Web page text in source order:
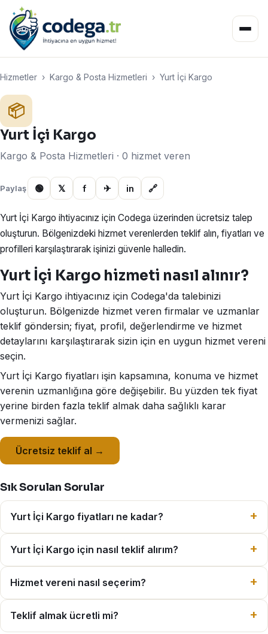
Hizmetler › Kargo & Posta Hizmetleri › Yurt İçi Kargo
📦
Yurt İçi Kargo
Kargo & Posta Hizmetleri · 0 hizmet veren
Paylaş 🟢 𝕏 f ✈ in 🔗
Yurt İçi Kargo ihtiyacınız için Codega üzerinden ücretsiz talep
oluşturun. Bölgenizdeki hizmet verenlerden teklif alın, fiyatları ve
profilleri karşılaştırarak işinizi güvenle halledin.
Yurt İçi Kargo hizmeti nasıl alınır?
Yurt İçi Kargo ihtiyacınız için Codega'da talebinizi
oluşturun. Bölgenizde hizmet veren firmalar ve uzmanlar
teklif göndersin; fiyat, profil, değerlendirme ve hizmet
detaylarını karşılaştırarak sizin için en uygun hizmet vereni
seçin.
Yurt İçi Kargo fiyatları işin kapsamına, konuma ve hizmet
verenin uzmanlığına göre değişebilir. Bu yüzden tek fiyat
yerine birden fazla teklif almak daha sağlıklı karar
vermenizi sağlar.
Ücretsiz teklif al →
Sık Sorulan Sorular
Yurt İçi Kargo fiyatları ne kadar?
Yurt İçi Kargo için nasıl teklif alırım?
Hizmet vereni nasıl seçerim?
Teklif almak ücretli mi?